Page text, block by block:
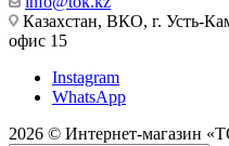
Казахстан, ВКО, г. Усть-
офис 15
Instagram
WhatsApp
2026 © Интернет-магазин